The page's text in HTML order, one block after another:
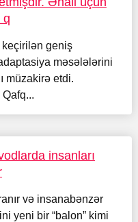
q
geniş
məsələlərini
müzakirə etdi.
insanları
və insanabənzər
yeni bir “balon” kimi